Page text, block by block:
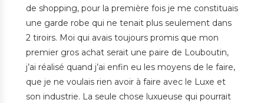
de shopping, pour la première fois je me constituais
une garde robe qui ne tenait plus seulement dans
2 tiroirs. Moi qui avais toujours promis que mon
premier gros achat serait une paire de Louboutin,
j’ai réalisé quand j’ai enfin eu les moyens de le faire,
que je ne voulais rien avoir à faire avec le Luxe et
son industrie. La seule chose luxueuse qui pourrait